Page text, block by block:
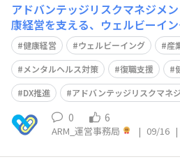
アドバンテッジリスクマネジメ
康経営を支える、ウェルビーイ
テッジリスクマネジメント（
支援・復職支援してウェルビー
を総合的にサポートするヘルス
す。私たちは「企業に未来基準の
人々のウェルビーイング企業の持
ナーとして活動しております。会社
健康経営 ウェルビーイング 産
メンタルヘルス対策
復職支援
DX推進
アドバンテッジリスクマネ
0 6
ARM_運営事務局 | 09/16 |